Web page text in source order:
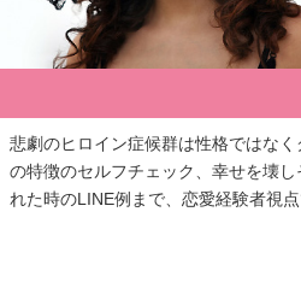
悲劇のヒロイン症候群は性格ではな
の特徴のセルフチェック、幸せを壊
れた時のLINE例まで、恋愛経験者視